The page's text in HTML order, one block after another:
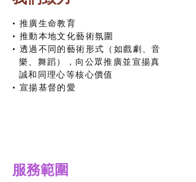
• 推廣生命教育
• 推動本地文化藝術氛圍
• 透過不同的藝術形式（如戲劇、音
樂、舞蹈），向公眾推廣並宣揚真
誠和同理心等核心價值
• 宣揚基督的愛
服務範圍